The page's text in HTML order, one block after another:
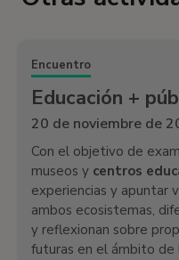
Encuentro
Educación +
20 de noviembre de
Con el objetivo de
museos y centros
experiencias y apuntar
ambos ecosistemas,
y reflexionan sobre
futuras en el ámbito de